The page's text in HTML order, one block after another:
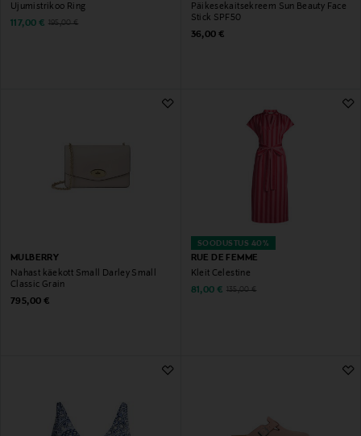
Ujumistrikoo Ring
Discounted Price
117,00 € Original Price
195,00 €
Päikesekaitsekreem Sun Beauty Face
Stick SPF50
Original Price
36,00 €
MULBERRY
Nahast käekott Small Darley Small
Classic Grain
Original Price
795,00 €
SOODUSTUS 40%
RUE DE FEMME
Kleit Celestine
Discounted Price
81,00 € Original Price
135,00 €